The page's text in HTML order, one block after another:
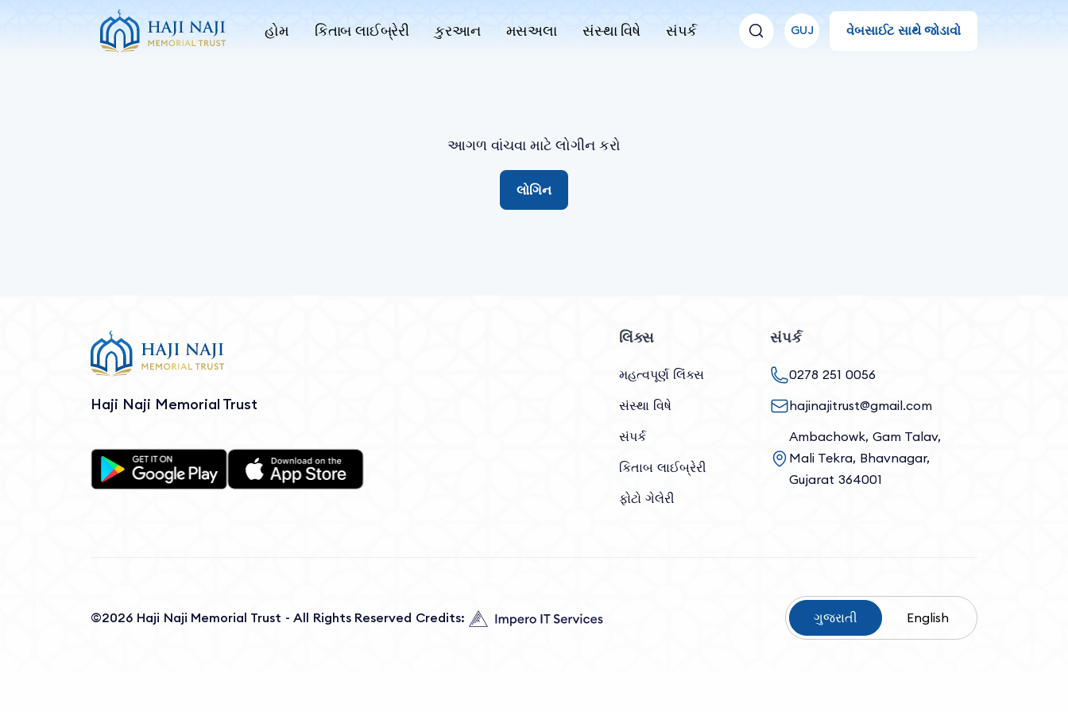
હોમ કિતાબ લાઈબ્રેરી કુરઆન મસઅલા સંસ્થા વિષે સંપર્ક GUJ વેબસાઈટ સાથે જોડાવો
આગળ વાંચવા માટે લોગીન કરો
લોગિન
Haji Naji Memorial Trust
લિંક્સ
મહત્વપૂર્ણ લિંક્સ
સંસ્થા વિષે
સંપર્ક
કિતાબ લાઈબ્રેરી
ફોટો ગેલેરી
સંપર્ક
0278 251 0056
hajinajitrust@gmail.com
Ambachowk, Gam Talav,
Mali Tekra, Bhavnagar,
Gujarat 364001
©2026 Haji Naji Memorial Trust - All Rights Reserved Credits: ગુજરાતી English